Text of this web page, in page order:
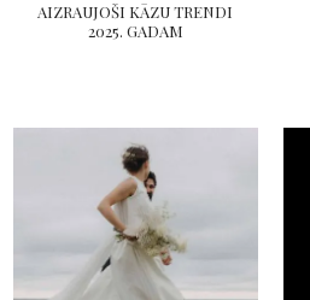
AIZRAUJOŠI KĀZU TRENDI
2025. GADAM